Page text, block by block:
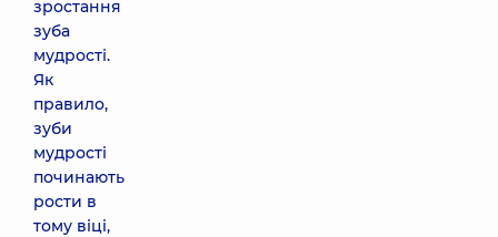
зростання
зуба
мудрості.
Як
правило,
зуби
мудрості
починають
рости в
тому віці,